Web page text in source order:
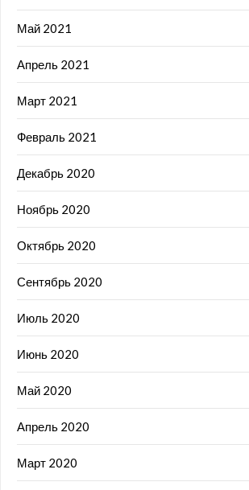
Май 2021
Апрель 2021
Март 2021
Февраль 2021
Декабрь 2020
Ноябрь 2020
Октябрь 2020
Сентябрь 2020
Июль 2020
Июнь 2020
Май 2020
Апрель 2020
Март 2020